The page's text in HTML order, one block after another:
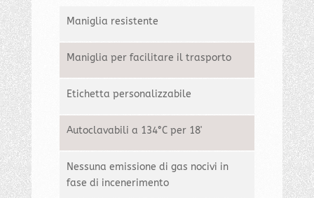
Maniglia resistente
Maniglia per facilitare il trasporto
Etichetta personalizzabile
Autoclavabili a 134°C per 18'
Nessuna emissione di gas nocivi in
fase di incenerimento